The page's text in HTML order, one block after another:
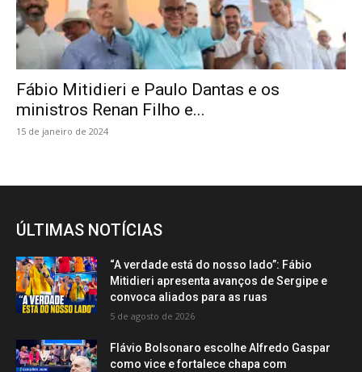
Fábio Mitidieri e Paulo Dantas e os
ministros Renan Filho e...
15 de janeiro de 2024
ÚLTIMAS NOTÍCIAS
“A verdade está do nosso lado”: Fábio
Mitidieri apresenta avanços de Sergipe e
convoca aliados para as ruas
5 de agosto de 2026
Flávio Bolsonaro escolhe Alfredo Gaspar
como vice e fortalece chapa com